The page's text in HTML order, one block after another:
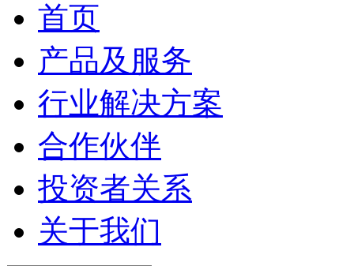
首页
产品及服务
行业解决方案
合作伙伴
投资者关系
关于我们